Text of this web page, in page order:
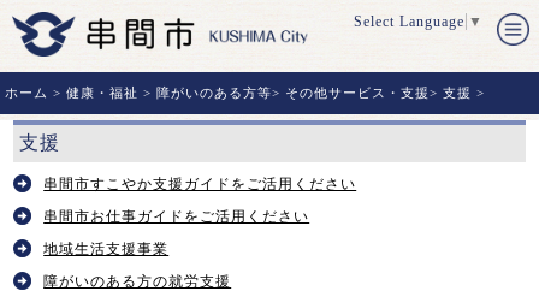
Select Language ▼
ホーム >健康・福祉 >障がいのある方等> その他サービス・支援>支援 >
支援
串間市すこやか支援ガイドをご活用ください
串間市お仕事ガイドをご活用ください
地域生活支援事業
障がいのある方の就労支援